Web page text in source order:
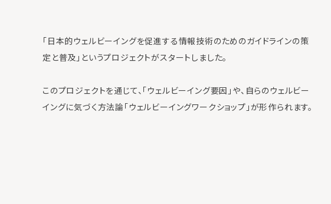
「日本的ウェルビーイングを促進する情報技術のためのガイドラインの策
定と普及」というプロジェクトがスタートしました。
このプロジェクトを通じて、「ウェルビーイング要因」や、自らのウェルビー
イングに気づく方法論「ウェルビーイングワークショップ」が形作られます。